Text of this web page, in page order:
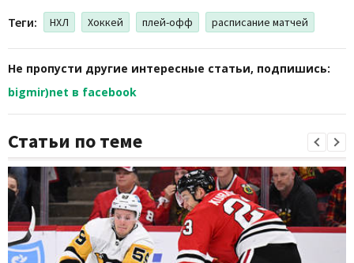
Теги: НХЛ Хоккей плей-офф расписание матчей
Не пропусти другие интересные статьи, подпишись:
bigmir)net в facebook
Статьи по теме